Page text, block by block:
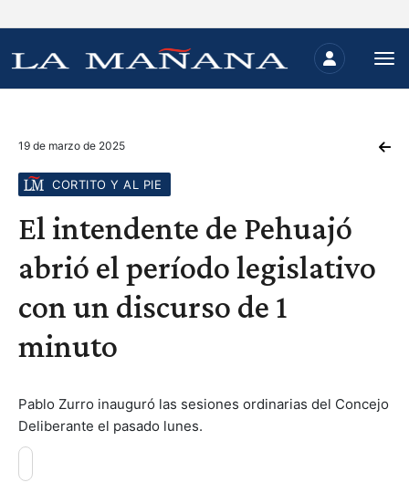
19 de marzo de 2025
CORTITO Y AL PIE
El intendente de Pehuajó
abrió el período legislativo
con un discurso de 1
minuto
Pablo Zurro inauguró las sesiones ordinarias del Concejo
Deliberante el pasado lunes.